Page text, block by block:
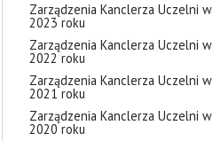
Zarządzenia Kanclerza Uczelni w
2023 roku
Zarządzenia Kanclerza Uczelni w
2022 roku
Zarządzenia Kanclerza Uczelni w
2021 roku
Zarządzenia Kanclerza Uczelni w
2020 roku